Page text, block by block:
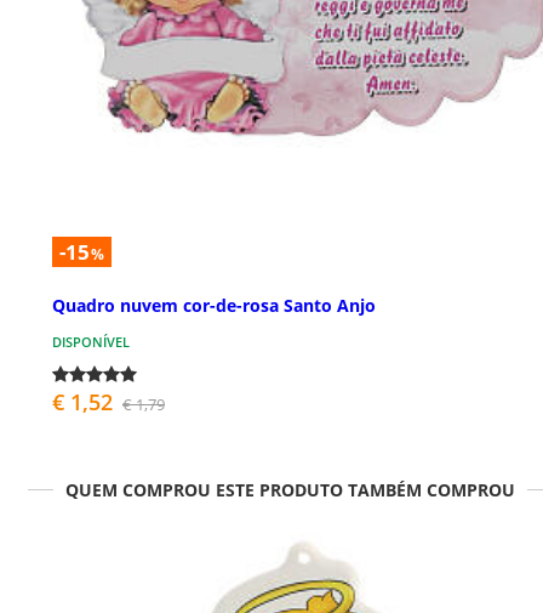
-15%
Quadro nuvem cor-de-rosa Santo Anjo
DISPONÍVEL
€ 1,52 € 1,79
QUEM COMPROU ESTE PRODUTO TAMBÉM COMPROU